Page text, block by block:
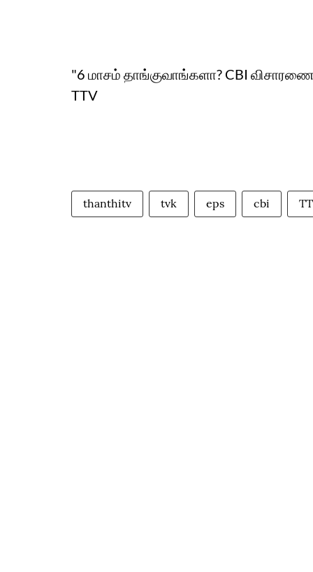
"6 மாசம் தாங்குவாங்களா? CBI
TTV
thanthitv tvk eps cbi